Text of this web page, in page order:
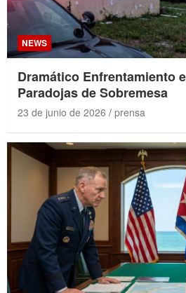
NEWS
Dramático Enfrentamiento
Paradojas de Sobremesa
23 de junio de 2026 prensa